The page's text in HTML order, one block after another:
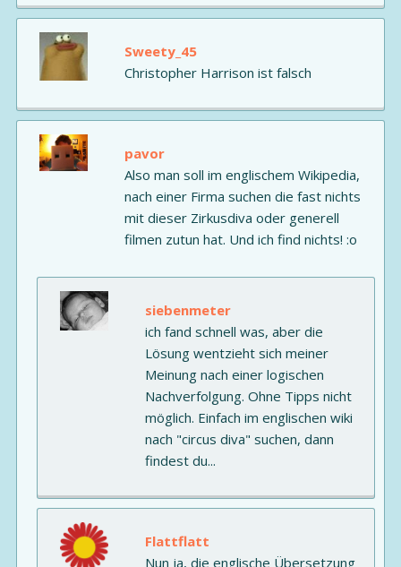
Sweety_45
Christopher Harrison ist falsch
pavor
Also man soll im englischem Wikipedia,
nach einer Firma suchen die fast nichts
mit dieser Zirkusdiva oder generell
filmen zutun hat. Und ich find nichts! :o
siebenmeter
ich fand schnell was, aber die
Lösung wentzieht sich meiner
Meinung nach einer logischen
Nachverfolgung. Ohne Tipps nicht
möglich. Einfach im englischen wiki
nach "circus diva" suchen, dann
findest du...
Flattflatt
Nun ja, die englische Übersetzung